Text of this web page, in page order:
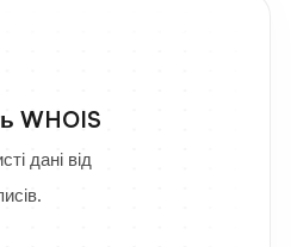
WHOIS
дані від